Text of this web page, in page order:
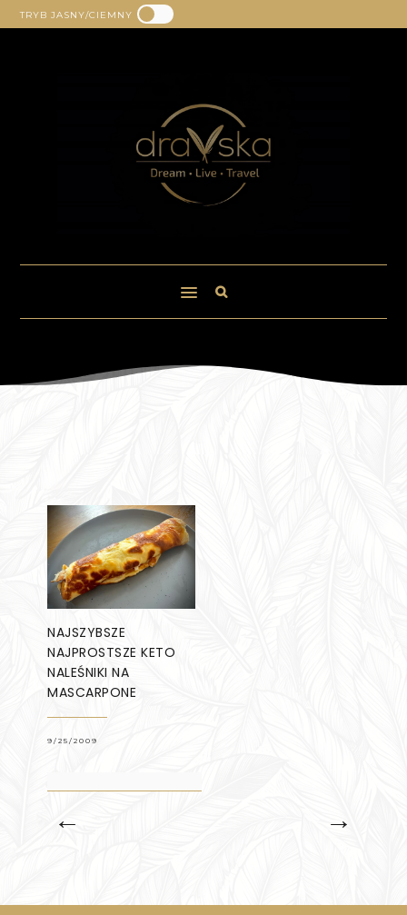
TRYB JASNY/CIEMNY
NAJSZYBSZE
NAJPROSTSZE KETO
NALEŚNIKI NA
MASCARPONE
9/25/2009
← →